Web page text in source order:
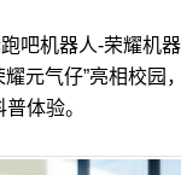
机器人-荣耀机器
耀元气仔”亮相校
体验。